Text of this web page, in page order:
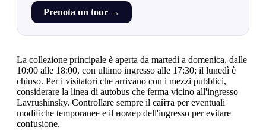
Prenota un tour →
La collezione principale è aperta da martedì a domenica, dalle
10:00 alle 18:00, con ultimo ingresso alle 17:30; il lunedì è
chiuso. Per i visitatori che arrivano con i mezzi pubblici,
considerare la linea di autobus che ferma vicino all'ingresso
Lavrushinsky. Controllare sempre il сайта per eventuali
modifiche temporanee e il номер dell'ingresso per evitare
confusione.